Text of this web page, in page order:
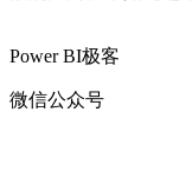
Power BI极客
微信公众号